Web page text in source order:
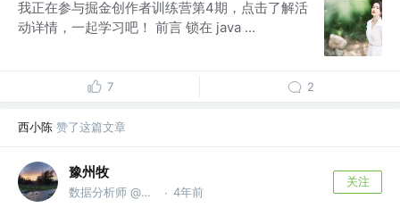
我正在参与掘金创作者训练营第4期，点击了解活
动详情，一起学习吧！ 前言 锁在 java ...
7 2
西小陈 赞了这篇文章
豫州牧
数据分析师 @龙湖集团 · 4年前
关注